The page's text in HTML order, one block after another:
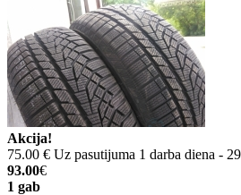
Akcija!
75.00 € Uz pasutijuma 1 darba diena -
93.00€
1 gab